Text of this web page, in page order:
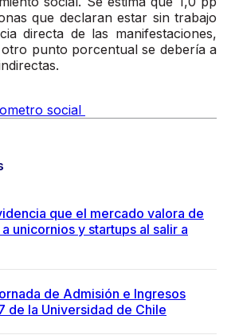
que declaran estar sin trabajo
directa de las manifestaciones,
punto porcentual se debería a
social
que el mercado valora de
unicornios y startups al salir a
de Admisión e Ingresos
de la Universidad de Chile